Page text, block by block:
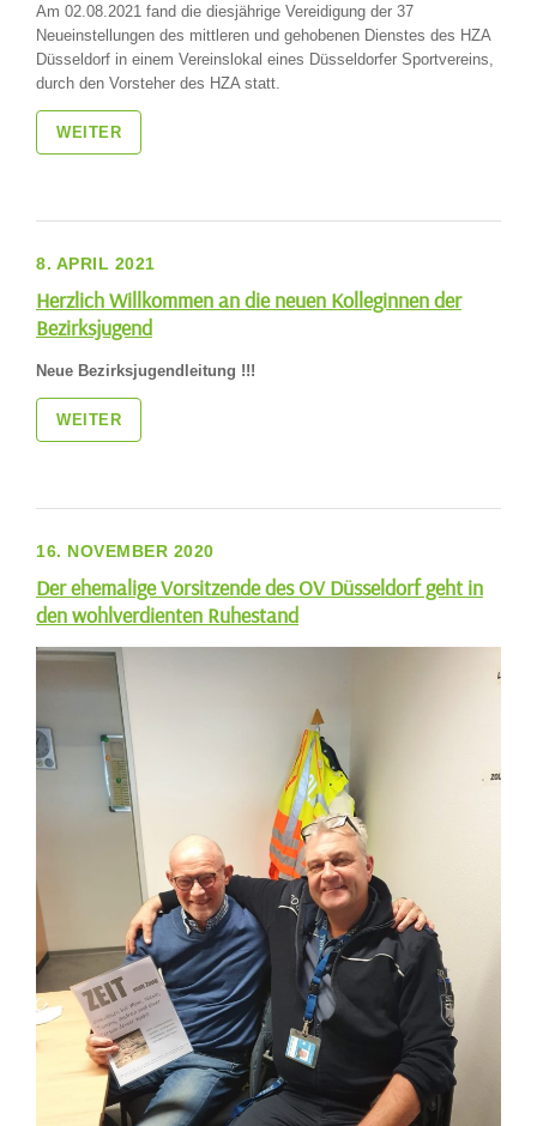
Am 02.08.2021 fand die diesjährige Vereidigung der 37
Neueinstellungen des mittleren und gehobenen Dienstes des HZA
Düsseldorf in einem Vereinslokal eines Düsseldorfer Sportvereins,
durch den Vorsteher des HZA statt.
WEITER
8. APRIL 2021
Herzlich Willkommen an die neuen Kolleginnen der
Bezirksjugend
Neue Bezirksjugendleitung !!!
WEITER
16. NOVEMBER 2020
Der ehemalige Vorsitzende des OV Düsseldorf geht in
den wohlverdienten Ruhestand